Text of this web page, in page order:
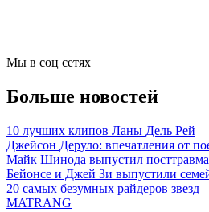
Мы в соц сетях
Больше новостей
10 лучших клипов Ланы Дель Рей
Джейсон Деруло: впечатления от
Майк Шинода выпустил
Бейонсе и Джей Зи выпустили
20 самых безумных райдеров звезд
MATRANG